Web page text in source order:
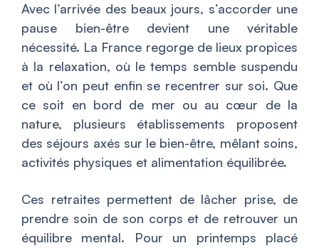
Avec l’arrivée des beaux jours, s’accorder une
pause bien-être devient une véritable
nécessité. La France regorge de lieux propices
à la relaxation, où le temps semble suspendu
et où l’on peut enfin se recentrer sur soi. Que
ce soit en bord de mer ou au cœur de la
nature, plusieurs établissements proposent
des séjours axés sur le bien-être, mêlant soins,
activités physiques et alimentation équilibrée.
Ces retraites permettent de lâcher prise, de
prendre soin de son corps et de retrouver un
équilibre mental. Pour un printemps placé